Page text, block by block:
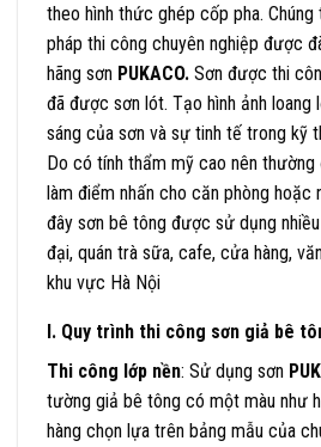
theo hình thức ghép cốp pha.
pháp thi công chuyên nghiệp được
hãng sơn PUKACO. Sơn được thi
đã được sơn lót. Tạo hình ảnh loang
sáng của sơn và sự tinh tế trong kỹ
Do có tính thẩm mỹ cao nên
làm điểm nhấn cho căn phòng hoặc
đây sơn bê tông được sử dụng
đại, quán trà sữa, cafe, cửa hàng,
khu vực Hà Nội
I. Quy trình thi công sơn giả bê
Thi công lớp nền: Sử dụng sơn
tường giả bê tông có một màu như
hàng chọn lựa trên bảng mẫu của